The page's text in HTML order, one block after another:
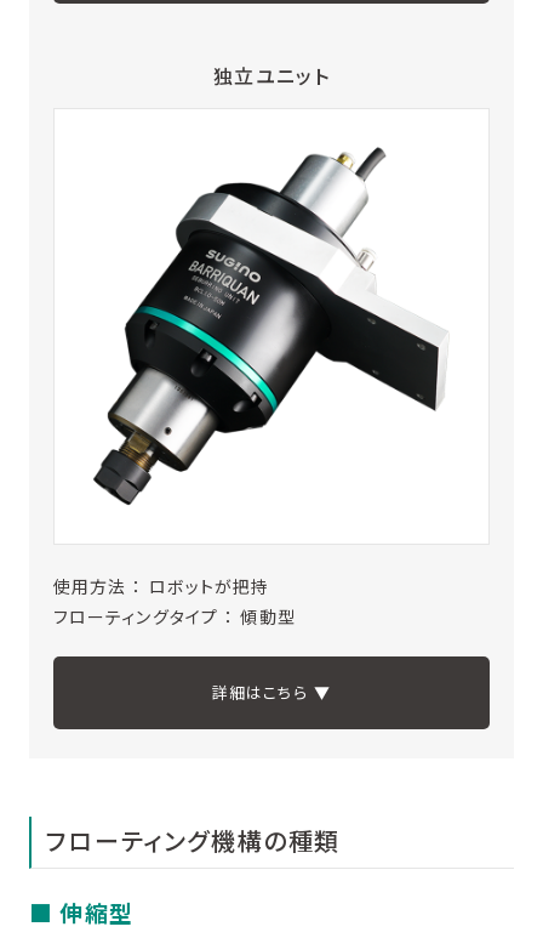
独立ユニット
使用方法 ： ロボットが把持
フローティングタイプ ： 傾動型
詳細はこちら ▼
フローティング機構の種類
■ 伸縮型